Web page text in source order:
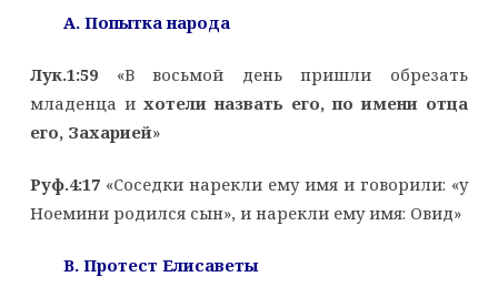
А. Попытка народа
Лук.1:59«В восьмой день пришли обрезать
младенца и хотели назвать его, по имени отца
его, Захарией»
Руф.4:17«Соседки нарекли ему имя и говорили: «у
Ноемини родился сын», и нарекли ему имя: Овид»
B. Протест Елисаветы